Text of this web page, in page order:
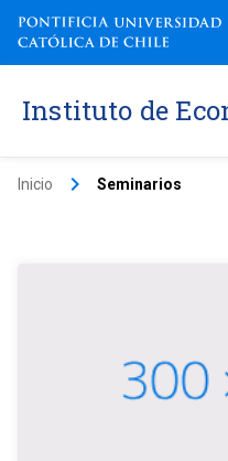
Instituto de
Inicio keyboard_arrow_right Seminarios